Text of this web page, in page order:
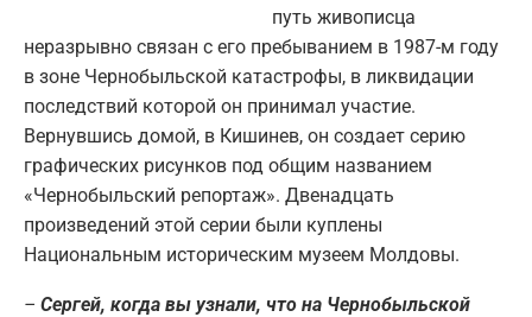
путь живописца
неразрывно связан с его пребыванием в 1987-м году
в зоне Чернобыльской катастрофы, в ликвидации
последствий которой он принимал участие.
Вернувшись домой, в Кишинев, он создает серию
графических рисунков под общим названием
«Чернобыльский репортаж». Двенадцать
произведений этой серии были куплены
Национальным историческим музеем Молдовы.
– Сергей, когда вы узнали, что на Чернобыльской